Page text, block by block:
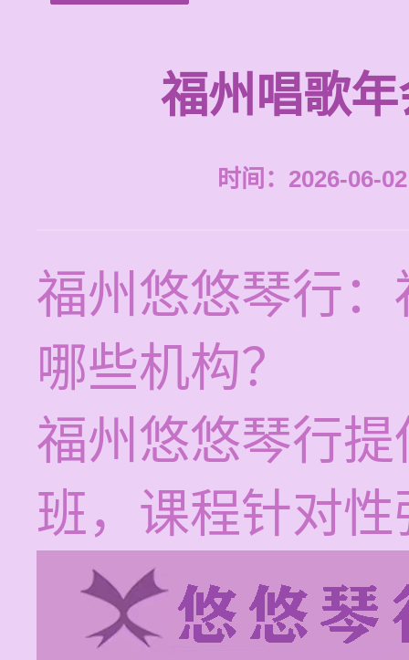
福州唱歌
时间：2026-06-
福州悠悠琴行
哪些机构？
福州悠悠琴行
班，课程针对